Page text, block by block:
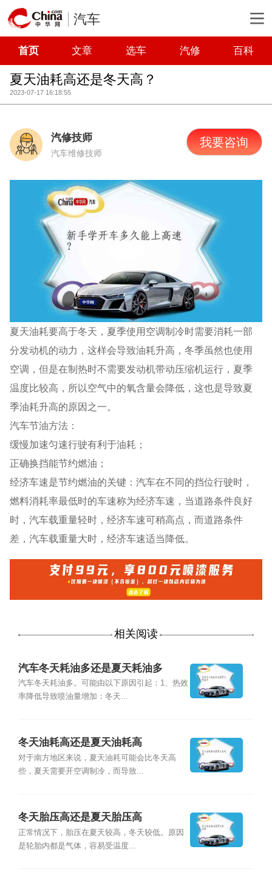
汽车
首页 文章 选车 汽修 百科
夏天油耗高还是冬天高？
2023-07-17 16:18:55
汽修技师
汽车维修技师
我要咨询
夏天油耗要高于冬天，夏季使用空调制冷时需要消耗一部
分发动机的动力，这样会导致油耗升高，冬季虽然也使用
空调，但是在制热时不需要发动机带动压缩机运行，夏季
温度比较高，所以空气中的氧含量会降低，这也是导致夏
季油耗升高的原因之一。
汽车节油方法：
缓慢加速匀速行驶有利于油耗；
正确换挡能节约燃油；
经济车速是节约燃油的关键：汽车在不同的挡位行驶时，
燃料消耗率最低时的车速称为经济车速，当道路条件良好
时，汽车载重量轻时，经济车速可稍高点，而道路条件
差，汽车载重量大时，经济车速适当降低。
相关阅读
汽车冬天耗油多还是夏天耗油多
汽车冬天耗油多。可能由以下原因引起：1、热效
率降低导致喷油量增加：冬天...
冬天油耗高还是夏天油耗高
对于南方地区来说，夏天油耗可能会比冬天高
些，夏天需要开空调制冷，而导致...
冬天胎压高还是夏天胎压高
正常情况下，胎压在夏天较高，冬天较低。原因
是轮胎内都是气体，容易受温度...